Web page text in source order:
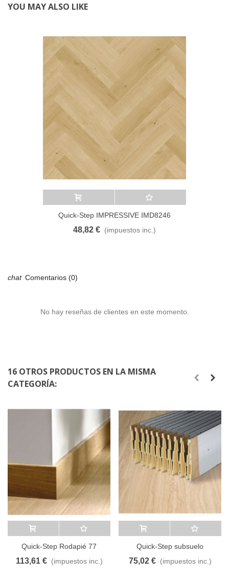
YOU MAY ALSO LIKE
Añadir al carrito A lista de deseos
Quick-Step IMPRESSIVE IMD8246
DESIGN Roble jengibre
48,82 € (impuestos inc.)
Comentarios (0)
No hay reseñas de clientes en este momento.
16 OTROS PRODUCTOS EN LA MISMA
CATEGORÍA:
Añadir al carrito A lista de deseos
Quick-Step Rodapié 77
113,61 € (impuestos inc.)
Añadir al carrito A lista de deseos
Quick-Step subsuelo
Thermolevel
75,02 € (impuestos inc.)